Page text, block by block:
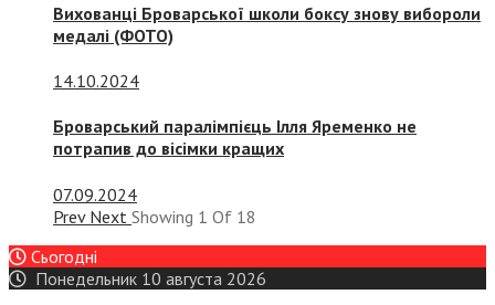
Вихованці Броварської школи боксу знову вибороли
медалі (ФОТО)
14.10.2024
Броварський паралімпієць Ілля Яременко не
потрапив до вісімки кращих
07.09.2024
Prev Next Showing 1 Of 18
Сьогодні
Понедельник 10 августа 2026